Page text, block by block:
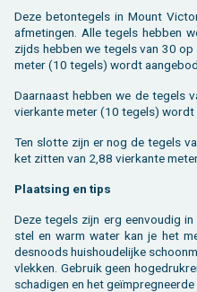
Deze be­ton­te­gels in Mount
af­me­tin­gen. Alle te­gels heb­ben
zijds heb­ben we te­gels van 30
meter (10 te­gels) wordt
Daar­naast heb­ben we de te­gels
vier­kan­te meter (10 te­gels) wordt
Ten slot­te zijn er nog de te­gels
ket zit­ten van 2,88 vier­kan­te
Plaat­sing en tips
Deze te­gels zijn erg een­vou­dig
stel en warm water kan je het
des­noods huis­hou­de­lij­ke
vlek­ken. Ge­bruik geen
scha­di­gen en het